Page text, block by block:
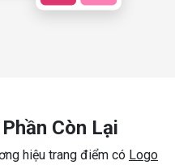
Còn Lại
hiệu trang điểm có Logo